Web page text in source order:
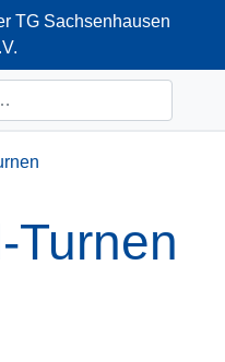
TG Sachsenhausen
69-66374712
Turnen